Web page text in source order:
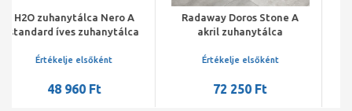
Radaway Doros Stone A
akril zuhanytálca
fehér
Értékelje elsőként
72 250 Ft
Radaway Doros Stone A
íves akril zuhanytálca
szifonnal, fehér
Értékelje elsőként
77 350 Ft